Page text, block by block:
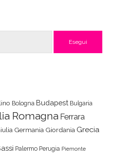
Bologna Budapest Bulgaria
Romagna Ferrara
Germania Giordania Grecia
Palermo Perugia Piemonte